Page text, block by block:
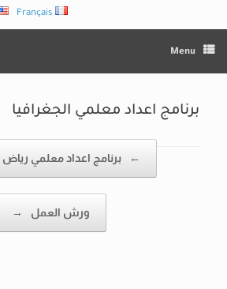
Français
Menu
برنامج اعداد معلمي الجغرافيا
← برنامج اعداد معلمي رياض
ورش العمل →